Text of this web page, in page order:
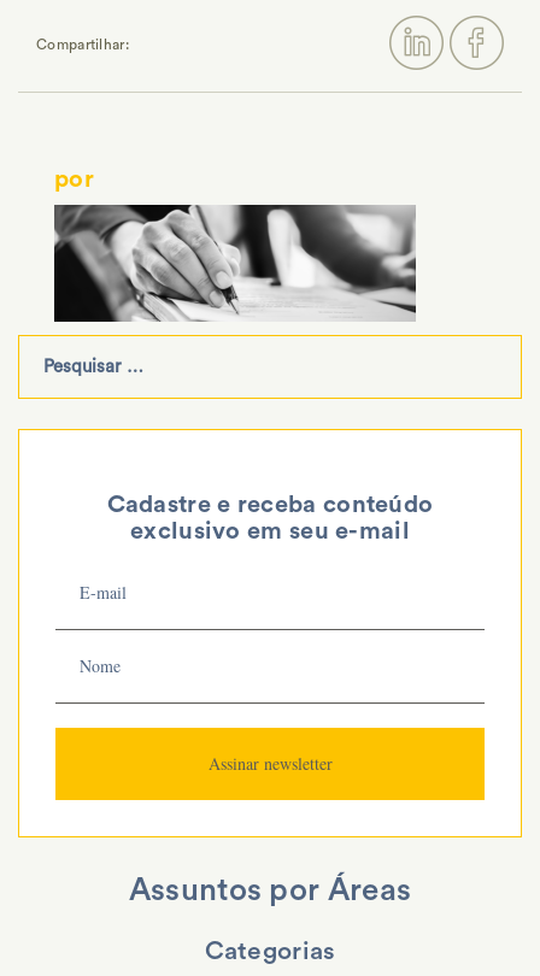
Compartilhar:
por
Cadastre e receba conteúdo
exclusivo em seu e-mail
Assuntos por Áreas
Categorias